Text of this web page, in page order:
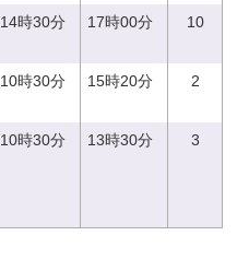
14時30分 17時00分 10
10時30分 15時20分 2
10時30分 13時30分 3